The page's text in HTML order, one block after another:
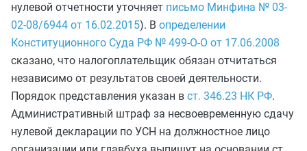
нулевой отчетности уточняет письмо Минфина № 03-
02-08/6944 от 16.02.2015). В определении
Конституционного Суда РФ № 499-О-О от 17.06.2008
сказано, что налогоплательщик обязан отчитаться
независимо от результатов своей деятельности.
Порядок представления указан в ст. 346.23 НК РФ.
Административный штраф за несвоевременную сдачу
нулевой декларации по УСН на должностное лицо